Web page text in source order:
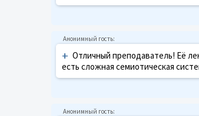
+ Отличный преподаватель! Её
есть сложная семиотическая